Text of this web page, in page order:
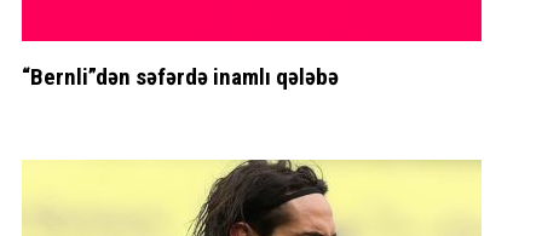
“Bernli”dən səfərdə inamlı qələbə